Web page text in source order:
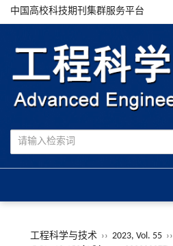
中国高校科技期刊集群服务平台
工程科学与技术 ›› 2023, Vol. 55 ››